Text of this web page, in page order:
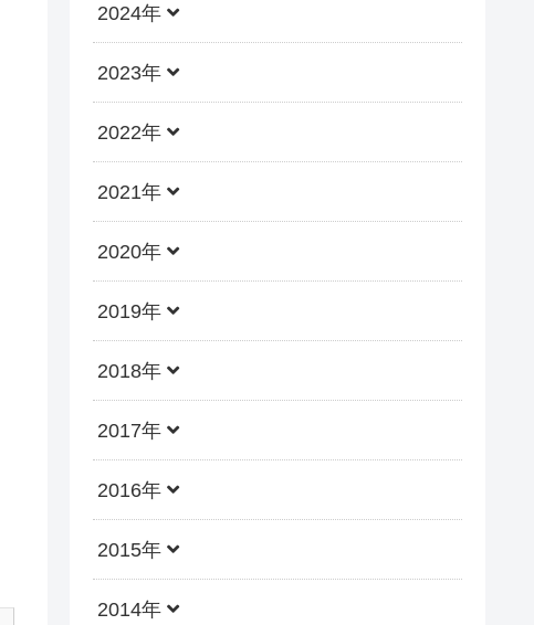
2024年
2023年
2022年
2021年
2020年
2019年
2018年
2017年
2016年
2015年
2014年